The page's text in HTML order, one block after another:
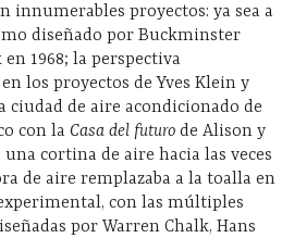
innumerables proyectos: ya sea a
diseñado por Buckminster
1968; la perspectiva
los proyectos de Yves Klein y
ciudad de aire acondicionado de
con la Casa del futuro de Alison y
cortina de aire hacia las veces
de aire remplazaba a la toalla en
con las múltiples
por Warren Chalk, Hans